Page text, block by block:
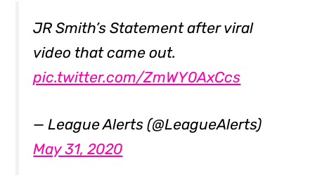
JR Smith’s Statement after viral
video that came out.
pic.twitter.com/ZmWY0AxCcs
— League Alerts (@LeagueAlerts)
May 31, 2020